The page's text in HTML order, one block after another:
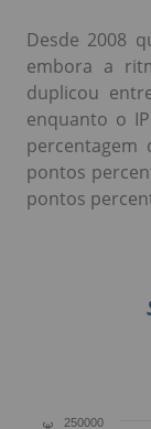
Desde 2008
embora a
duplicou
enquanto o
percentagem
pontos
pontos